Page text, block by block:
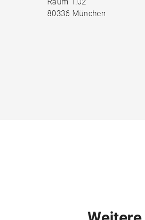
80336 München